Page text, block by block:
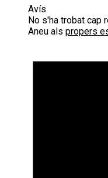
Avís
No s'ha trobat cap
Aneu als propers